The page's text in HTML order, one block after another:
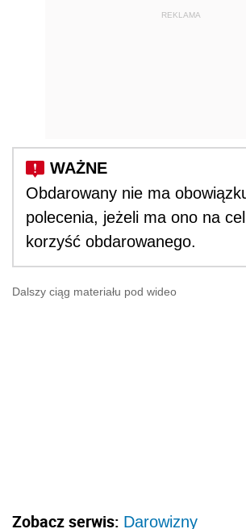
REKLAMA
Obdarowany nie ma
polecenia, jeżeli ma ono na
korzyść obdarowanego.
Dalszy ciąg materiału pod wideo
Zobacz serwis: Darowizny